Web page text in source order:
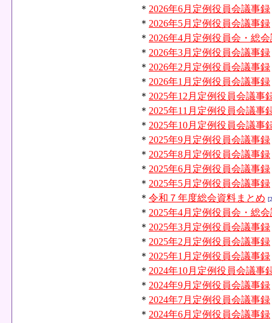
＊ 2026年6月定例役員会議事録
＊ 2026年5月定例役員会議事録
＊ 2026年4月定例役員会・総
＊ 2026年3月定例役員会議事録
＊ 2026年2月定例役員会議事録
＊ 2026年1月定例役員会議事録
＊ 2025年12月定例役員会議事
＊ 2025年11月定例役員会議事
＊ 2025年10月定例役員会議事
＊ 2025年9月定例役員会議事録
＊ 2025年8月定例役員会議事録
＊ 2025年6月定例役員会議事録
＊ 2025年5月定例役員会議事録
＊ 令和７年度総会資料まとめ
＊ 2025年4月定例役員会・総
＊ 2025年3月定例役員会議事録
＊ 2025年2月定例役員会議事録
＊ 2025年1月定例役員会議事録
＊ 2024年10月定例役員会議事
＊ 2024年9月定例役員会議事録
＊ 2024年7月定例役員会議事録
＊ 2024年6月定例役員会議事録